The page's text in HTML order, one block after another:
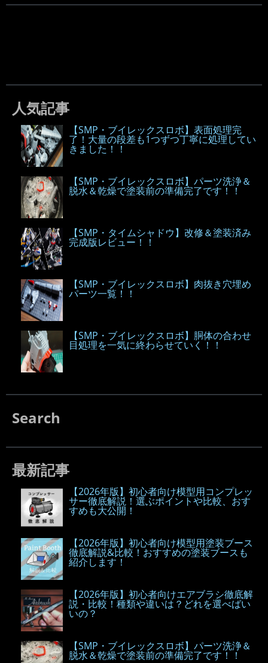
人気記事
【SMP・ブイレックスロボ】表面処理完
了！大量の段差も1つずつ丁寧に処理してい
きました！！
【SMP・ブイレックスロボ】パーツ洗浄＆
脱水＆乾燥で塗装前の準備完了です！！
【SMP・タイムシャドウ】改修＆塗装済み
完成版レビュー！！
【SMP・ブイレックスロボ】肉抜き穴埋め
パーツ一覧！！
【SMP・ブイレックスロボ】胴体の合わせ
目処理を一気に終わらせていく！！
Search
最新記事
【2026年版】初心者向け模型用コンプレッ
サー徹底解説！選ぶポイントや比較、おす
すめも大公開！
【2026年版】初心者向け模型用塗装ブース
徹底解説&比較！おすすめの塗装ブースも
紹介します！
【2026年版】初心者向けエアブラシ徹底解
説・比較！種類や違いは？どれを選べばい
いの？
【SMP・ブイレックスロボ】パーツ洗浄＆
脱水＆乾燥で塗装前の準備完了です！！